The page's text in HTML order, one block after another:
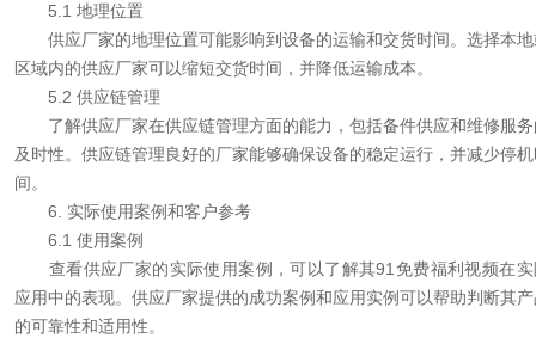
5.1 地理位置
供应厂家的地理位置可能影响到设备的运输和交货时间。选择本地
区域内的供应厂家可以缩短交货时间，并降低运输成本。
5.2 供应链管理
了解供应厂家在供应链管理方面的能力，包括备件供应和维修服务
及时性。供应链管理良好的厂家能够确保设备的稳定运行，并减少停
间。
6. 实际使用案例和客户参考
6.1 使用案例
查看供应厂家的实际使用案例，可以了解其91免费福利视频在实
应用中的表现。供应厂家提供的成功案例和应用实例可以帮助判断其
的可靠性和适用性。